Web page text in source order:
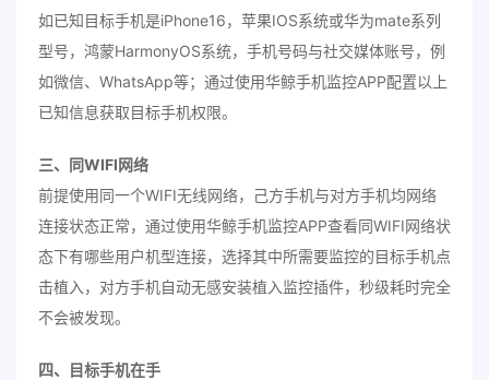
如已知目标手机是iPhone16，苹果IOS系统或华为mate系列
型号，鸿蒙HarmonyOS系统，手机号码与社交媒体账号，例
如微信、WhatsApp等；通过使用华鲸手机监控APP配置以上
已知信息获取目标手机权限。
三、同WIFI网络
前提使用同一个WIFI无线网络，己方手机与对方手机均网络
连接状态正常，通过使用华鲸手机监控APP查看同WIFI网络状
态下有哪些用户机型连接，选择其中所需要监控的目标手机点
击植入，对方手机自动无感安装植入监控插件，秒级耗时完全
不会被发现。
四、目标手机在手